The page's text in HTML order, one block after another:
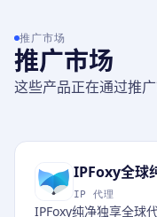
推广市场
推广市场
这些产品正在通过推广
IPFoxy全球
IP 代理
IPFoxy纯净独享全球